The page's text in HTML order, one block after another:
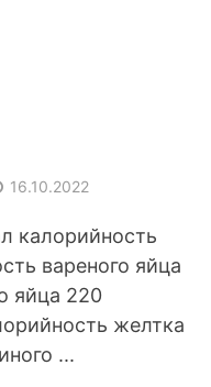
16.10.2022
калорийность
вареного яйца
яйца 220
желтка
...